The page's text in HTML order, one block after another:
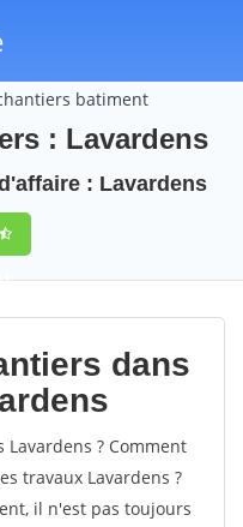
batiment
: Lavardens
: Lavardens
dans
? Comment
travaux Lavardens ?
il n'est pas toujours